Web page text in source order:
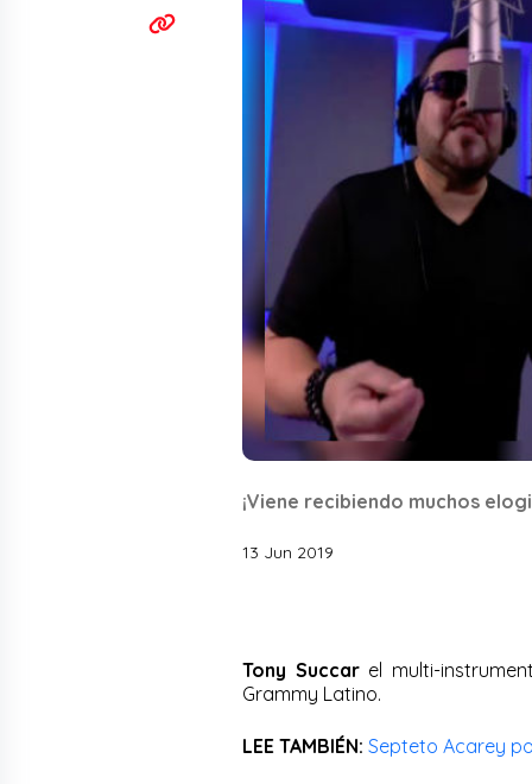
¡Viene recibiendo muchos
13 Jun 2019
Tony Succarel multi-
Grammy Latino.
LEE TAMBIÉN: Septeto Acarey